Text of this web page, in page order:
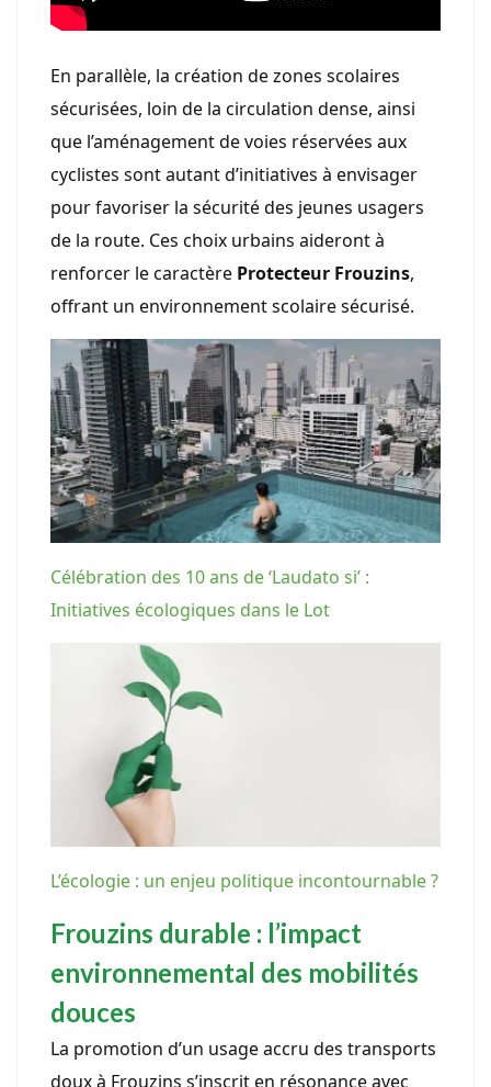
En parallèle, la création de zones scolaires
sécurisées, loin de la circulation dense, ainsi
que l’aménagement de voies réservées aux
cyclistes sont autant d’initiatives à envisager
pour favoriser la sécurité des jeunes usagers
de la route. Ces choix urbains aideront à
renforcer le caractère Protecteur Frouzins,
offrant un environnement scolaire sécurisé.
Célébration des 10 ans de ‘Laudato si’ :
Initiatives écologiques dans le Lot
L’écologie : un enjeu politique incontournable ?
Frouzins durable : l’impact
environnemental des mobilités
douces
La promotion d’un usage accru des transports
doux à Frouzins s’inscrit en résonance avec